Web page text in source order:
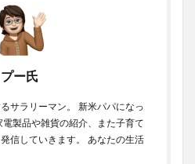
プー氏
サラリーマン。 新米パパになっ
製品や雑貨の紹介、また子育て
信していきます。 あなたの生活